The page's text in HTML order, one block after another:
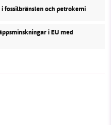
fossilbränslen och petrokemi
i EU med